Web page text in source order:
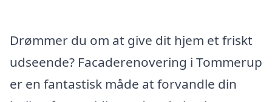
Drømmer du om at give dit hjem et friskt
udseende? Facaderenovering i Tommerup
er en fantastisk måde at forvandle din